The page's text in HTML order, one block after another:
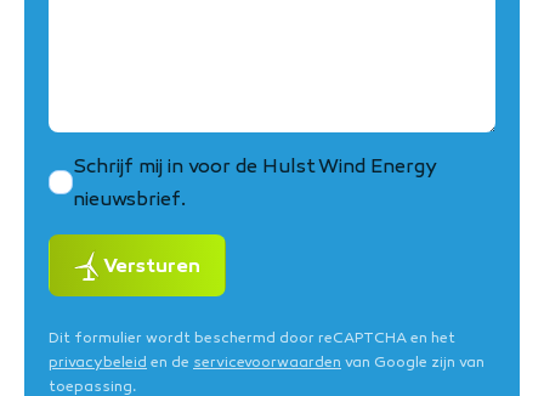
Schrijf mij in voor de Hulst Wind Energy
nieuwsbrief.
Versturen
Dit formulier wordt beschermd door reCAPTCHA en het
privacybeleid en de servicevoorwaarden van Google zijn van
toepassing.